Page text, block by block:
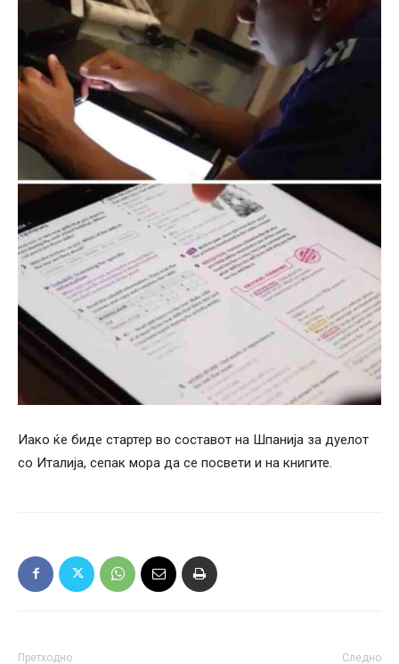
Иако ќе биде стартер во составот на Шпанија за дуелот
со Италија, сепак мора да се посвети и на книгите.
Претходно Следно